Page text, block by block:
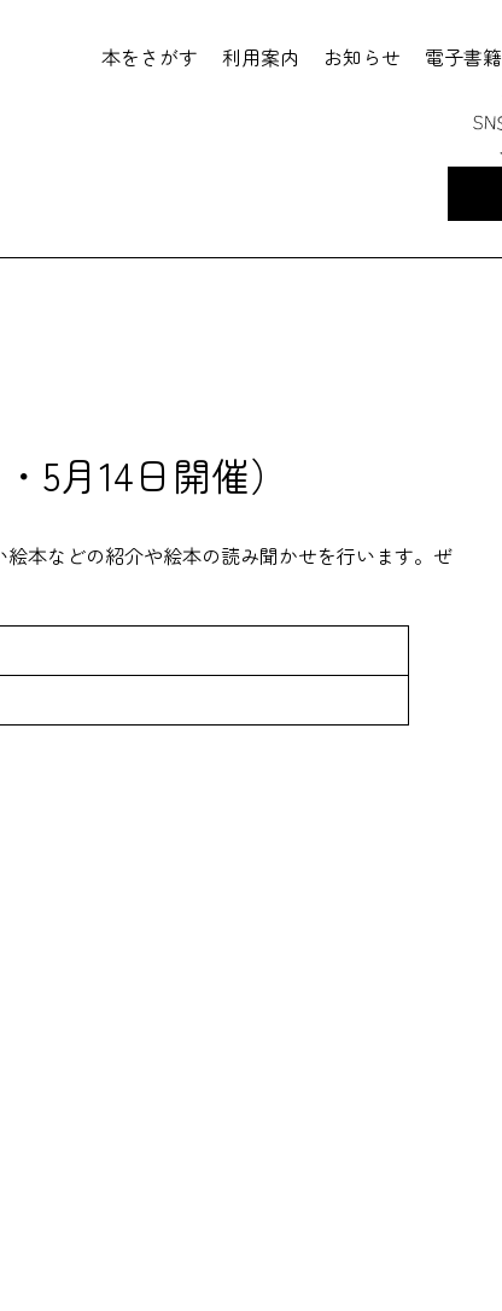
本をさがす 利用案内 お知らせ 電子書籍
5月14日開催）
本などの紹介や絵本の読み聞かせを行います。ぜ